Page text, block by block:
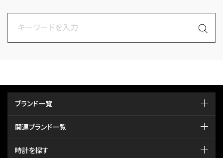
ブランド一覧
関連ブランド一覧
時計を探す